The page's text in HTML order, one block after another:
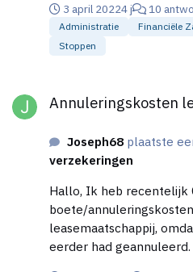
niet in bezit. Onder
afschrijvingskosten dan
reactie.
3 april 20224 j 10
Administratie Financiële
Stoppen
Annuleringskosten
Joseph68 plaatste
verzekeringen
Hallo, Ik heb recentelijk €2420 inclusief 21% btw
boete/
leasemaatschappij,
eerder had